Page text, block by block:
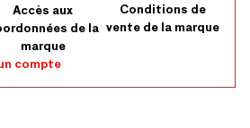
Accès aux
de la
marque
Conditions de
vente de la marque
compte